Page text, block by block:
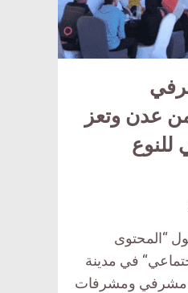
10 مشرفي
عدن وتعز
للنوع
تدريباً حول “المحتوى
في مدينة
مشرفي ومشرفات